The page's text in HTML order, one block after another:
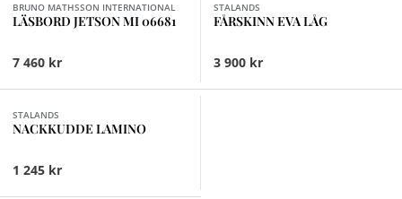
BRUNO MATHSSON INTERNATIONAL
LÄSBORD JETSON MI 06681
7 460 kr
STALANDS
FÅRSKINN EVA LÅG
3 900 kr
STALANDS
NACKKUDDE LAMINO
1 245 kr